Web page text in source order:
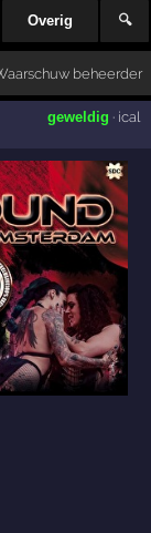
Overig 🔍
geweldig · ical